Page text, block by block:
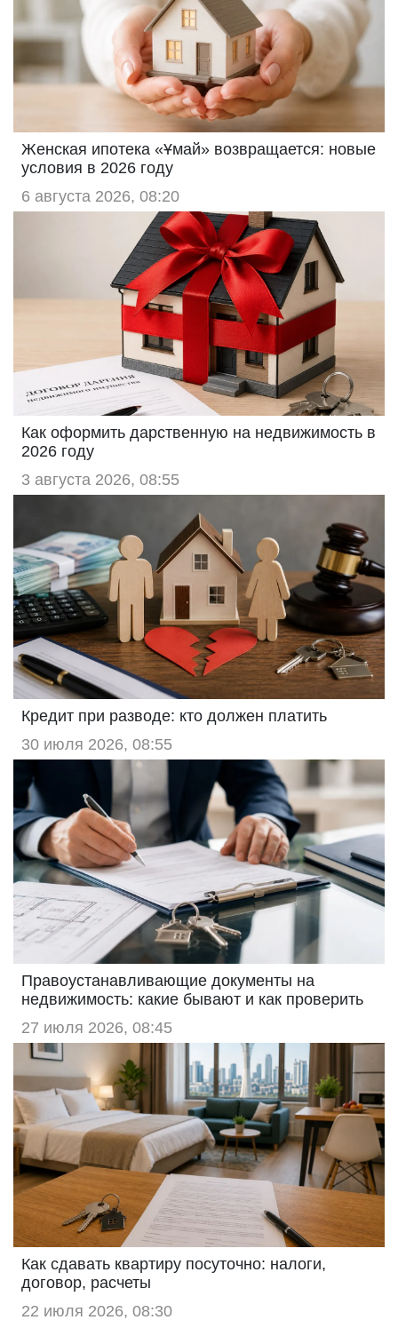
Женская ипотека «Ұмай» возвращается: новые
условия в 2026 году
6 августа 2026, 08:20
Как оформить дарственную на недвижимость в
2026 году
3 августа 2026, 08:55
Кредит при разводе: кто должен платить
30 июля 2026, 08:55
Правоустанавливающие документы на
недвижимость: какие бывают и как проверить
27 июля 2026, 08:45
Как сдавать квартиру посуточно: налоги,
договор, расчеты
22 июля 2026, 08:30